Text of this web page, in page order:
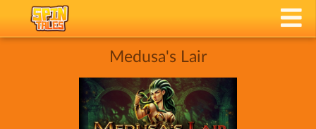
Medusa's Lair